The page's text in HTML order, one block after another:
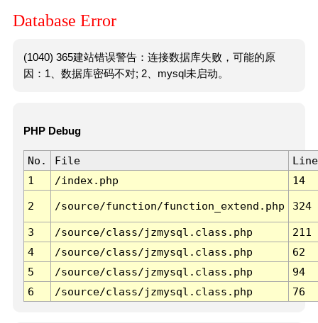
Database Error
(1040) 365建站错误警告：连接数据库失败，可能的原
因：1、数据库密码不对; 2、mysql未启动。
PHP Debug
No. File
Line
1
/index.php 14
2 /source/function/function_extend.php 324
3 /source/class/jzmysql.class.php
211
4
/source/class/jzmysql.class.php
62
5
/source/class/jzmysql.class.php
94
6
/source/class/jzmysql.class.php 76